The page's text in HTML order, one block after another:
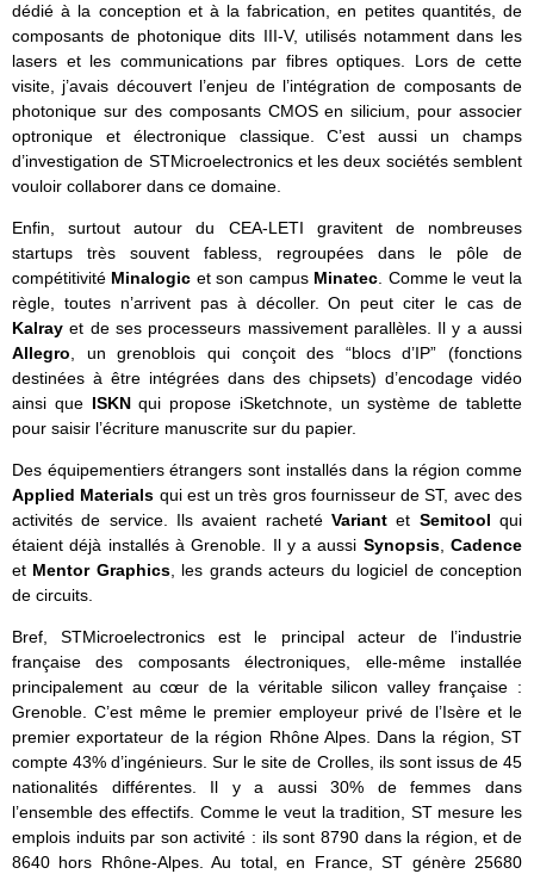
dédié à la conception et à la fabrication, en petites quantités, de
composants de photonique dits III-V, utilisés notamment dans les
lasers et les communications par fibres optiques. Lors de cette
visite, j’avais découvert l’enjeu de l’intégration de composants de
photonique sur des composants CMOS en silicium, pour associer
optronique et électronique classique. C’est aussi un champs
d’investigation de STMicroelectronics et les deux sociétés semblent
vouloir collaborer dans ce domaine.
Enfin, surtout autour du CEA-LETI gravitent de nombreuses
startups très souvent fabless, regroupées dans le pôle de
compétitivité Minalogic et son campus Minatec. Comme le veut la
règle, toutes n’arrivent pas à décoller. On peut citer le cas de
Kalrayet de ses processeurs massivement parallèles. Il y a aussi
Allegro, un grenoblois qui conçoit des “blocs d’IP” (fonctions
destinées à être intégrées dans des chipsets) d’encodage vidéo
ainsi que ISKNqui propose iSketchnote, un système de tablette
pour saisir l’écriture manuscrite sur du papier.
Des équipementiers étrangers sont installés dans la région comme
Applied Materials qui est un très gros fournisseur de ST, avec des
activités de service. Ils avaient racheté Variantet Semitoolqui
étaient déjà installés à Grenoble. Il y a aussi Synopsis,Cadence
et Mentor Graphics, les grands acteurs du logiciel de conception
de circuits.
Bref, STMicroelectronics est le principal acteur de l’industrie
française des composants électroniques, elle-même installée
principalement au cœur de la véritable silicon valley française :
Grenoble. C’est même le premier employeur privé de l’Isère et le
premier exportateur de la région Rhône Alpes. Dans la région, ST
compte 43% d’ingénieurs. Sur le site de Crolles, ils sont issus de 45
nationalités différentes. Il y a aussi 30% de femmes dans
l’ensemble des effectifs. Comme le veut la tradition, ST mesure les
emplois induits par son activité : ils sont 8790 dans la région, et de
8640 hors Rhône-Alpes. Au total, en France, ST génère 25680